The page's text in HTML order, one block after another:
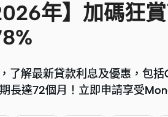
年】加碼狂
了解最新貸款利息及優惠，包
長達72個月！立即申請享受
了解最新貸款利息及優惠，包
長達72個月！立即申請享受